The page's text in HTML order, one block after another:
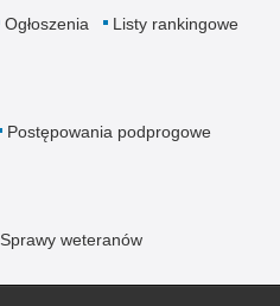
Ogłoszenia
Listy rankingowe
Postępowania podprogowe
Sprawy weteranów